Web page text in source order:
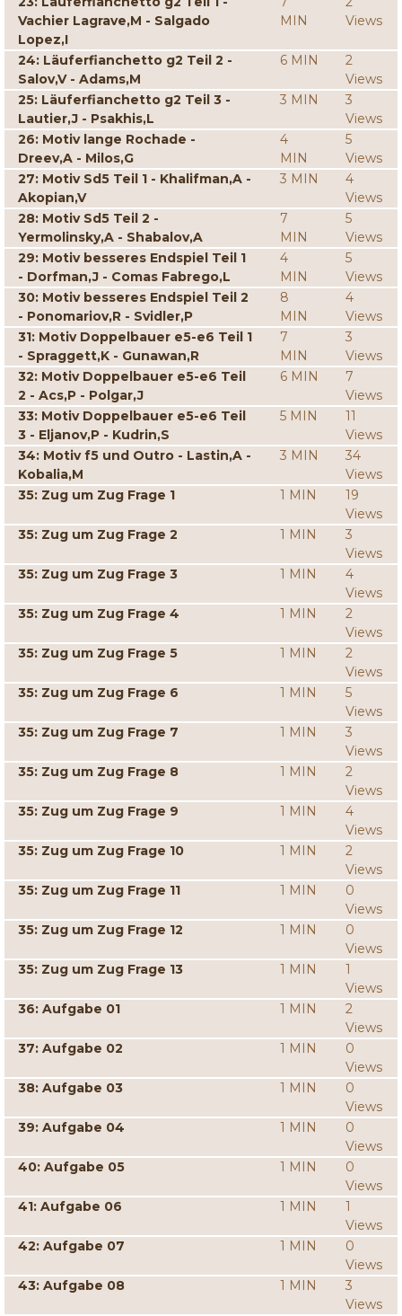
Vachier Lagrave,M - Salgado
Lopez,I
MIN
Views
24: Läuferfianchetto g2 Teil 2 -
Salov,V - Adams,M
6 MIN
2
Views
25: Läuferfianchetto g2 Teil 3 -
Lautier,J - Psakhis,L
3 MIN
3
Views
26: Motiv lange Rochade -
Dreev,A - Milos,G
4
MIN
5
Views
27: Motiv Sd5 Teil 1 - Khalifman,A -
Akopian,V
3 MIN
4
Views
28: Motiv Sd5 Teil 2 -
Yermolinsky,A - Shabalov,A
7
MIN
5
Views
29: Motiv besseres Endspiel Teil 1
- Dorfman,J - Comas Fabrego,L
4
MIN
5
Views
30: Motiv besseres Endspiel Teil 2
- Ponomariov,R - Svidler,P
8
MIN
4
Views
31: Motiv Doppelbauer e5-e6 Teil 1
- Spraggett,K - Gunawan,R
7
MIN
3
Views
32: Motiv Doppelbauer e5-e6 Teil
2 - Acs,P - Polgar,J
6 MIN
7
Views
33: Motiv Doppelbauer e5-e6 Teil
3 - Eljanov,P - Kudrin,S
5 MIN
11
Views
34: Motiv f5 und Outro - Lastin,A -
Kobalia,M
3 MIN
34
Views
35: Zug um Zug Frage 1
1 MIN
19
Views
35: Zug um Zug Frage 2
1 MIN
3
Views
35: Zug um Zug Frage 3
1 MIN
4
Views
35: Zug um Zug Frage 4
1 MIN
2
Views
35: Zug um Zug Frage 5
1 MIN
2
Views
35: Zug um Zug Frage 6
1 MIN
5
Views
35: Zug um Zug Frage 7
1 MIN
3
Views
35: Zug um Zug Frage 8
1 MIN
2
Views
35: Zug um Zug Frage 9
1 MIN
4
Views
35: Zug um Zug Frage 10
1 MIN
2
Views
35: Zug um Zug Frage 11
1 MIN
0
Views
35: Zug um Zug Frage 12
1 MIN
0
Views
35: Zug um Zug Frage 13
1 MIN
1
Views
36: Aufgabe 01
1 MIN
2
Views
37: Aufgabe 02
1 MIN
0
Views
38: Aufgabe 03
1 MIN
0
Views
39: Aufgabe 04
1 MIN
0
Views
40: Aufgabe 05
1 MIN
0
Views
41: Aufgabe 06
1 MIN
1
Views
42: Aufgabe 07
1 MIN
0
Views
43: Aufgabe 08
1 MIN
3
Views